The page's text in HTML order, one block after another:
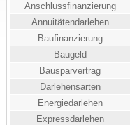
Anschlussfinanzierung
Annuitätendarlehen
Baufinanzierung
Baugeld
Bausparvertrag
Darlehensarten
Energiedarlehen
Expressdarlehen